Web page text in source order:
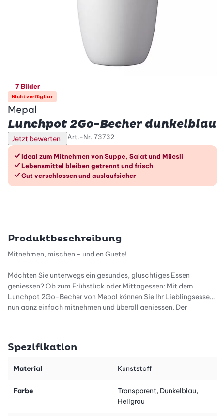
7 Bilder
Nicht verfügbar
Mepal
Lunchpot 2Go-Becher dunkelblau
Jetzt bewerten Art.-Nr. 73732
Die Vorteile im Überblick
Ideal zum Mitnehmen von Suppe, Salat und Müesli
Lebensmittel bleiben getrennt und frisch
Gut verschlossen und auslaufsicher
Produktbeschreibung
Mitnehmen, mischen - und en Guete!
Möchten Sie unterwegs ein gesundes, gluschtiges Essen
geniessen? Ob zum Frühstück oder Mittagessen: Mit dem
Lunchpot 2Go-Becher von Mepal können Sie Ihr Lieblingsessen
nun ganz einfach mitnehmen und überall geniessen. Der
Für welche Gerichte eignet sich der 2Go-Becher?
2Go-Becher ist ideal, um einen Salat, eine Suppe, ein Risotto,
Smoothie-Bowl eignet sich der 2Go-Becher ideal! Ihrer
Kreativität beim Frühstück, Lunch und auch beim Abendessen
Spezifikation
Material Kunststoff
Farbe
Transparent, Dunkelblau,
Hellgrau